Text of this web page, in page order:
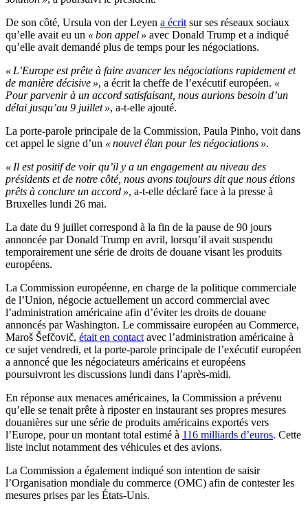
De son côté, Ursula von der Leyen a écrit sur ses réseaux sociaux
qu’elle avait eu un « bon appel » avec Donald Trump et a indiqué
qu’elle avait demandé plus de temps pour les négociations.
« L’Europe est prête à faire avancer les négociations rapidement et
de manière décisive », a écrit la cheffe de l’exécutif européen. «
Pour parvenir à un accord satisfaisant, nous aurions besoin d’un
délai jusqu’au 9 juillet », a-t-elle ajouté.
La porte-parole principale de la Commission, Paula Pinho, voit dans
cet appel le signe d’un « nouvel élan pour les négociations ».
« Il est positif de voir qu’il y a un engagement au niveau des
présidents et de notre côté, nous avons toujours dit que nous étions
prêts à conclure un accord », a-t-elle déclaré face à la presse à
Bruxelles lundi 26 mai.
La date du 9 juillet correspond à la fin de la pause de 90 jours
annoncée par Donald Trump en avril, lorsqu’il avait suspendu
temporairement une série de droits de douane visant les produits
européens.
La Commission européenne, en charge de la politique commerciale
de l’Union, négocie actuellement un accord commercial avec
l’administration américaine afin d’éviter les droits de douane
annoncés par Washington. Le commissaire européen au Commerce,
Maroš Šefčovič, était en contact avec l’administration américaine à
ce sujet vendredi, et la porte-parole principale de l’exécutif européen
a annoncé que les négociateurs américains et européens
poursuivront les discussions lundi dans l’après-midi.
En réponse aux menaces américaines, la Commission a prévenu
qu’elle se tenait prête à riposter en instaurant ses propres mesures
douanières sur une série de produits américains exportés vers
l’Europe, pour un montant total estimé à 116 milliards d’euros. Cette
liste inclut notamment des véhicules et des avions.
La Commission a également indiqué son intention de saisir
l’Organisation mondiale du commerce (OMC) afin de contester les
mesures prises par les États-Unis.